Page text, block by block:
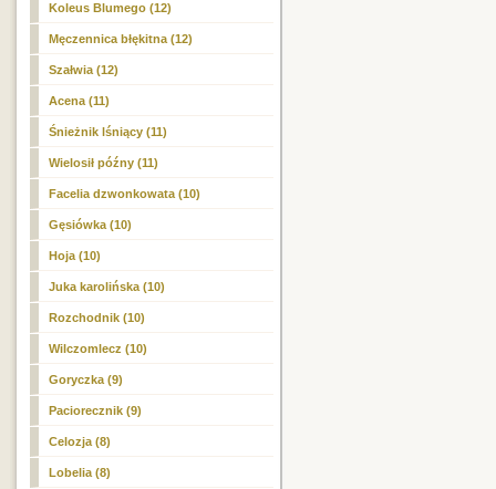
Koleus Blumego (12)
Męczennica błękitna (12)
Szałwia (12)
Acena (11)
Śnieżnik lśniący (11)
Wielosił późny (11)
Facelia dzwonkowata (10)
Gęsiówka (10)
Hoja (10)
Juka karolińska (10)
Rozchodnik (10)
Wilczomlecz (10)
Goryczka (9)
Paciorecznik (9)
Celozja (8)
Lobelia (8)